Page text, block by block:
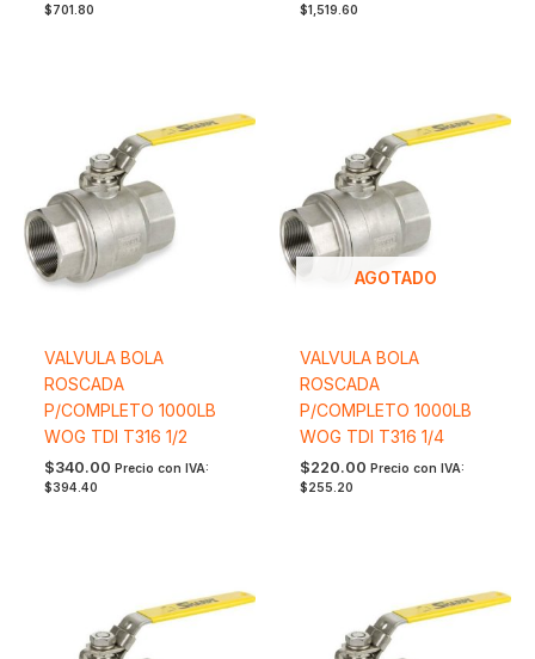
$701.80
$1,519.60
VALVULA BOLA
ROSCADA
P/COMPLETO 1000LB
WOG TDI T316 1/2
$340.00 Precio con IVA:
$394.40
AGOTADO
VALVULA BOLA
ROSCADA
P/COMPLETO 1000LB
WOG TDI T316 1/4
$220.00 Precio con IVA:
$255.20